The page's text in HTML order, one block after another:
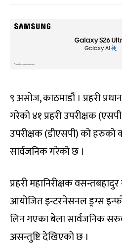
९ असोज, काठमाडौं । प्रहरी
गरेको ४१ प्रहरी उपरीक्षक
उपरीक्षक (डीएसपी) को
सार्वजनिक गरेको छ ।
प्रहरी महानिरीक्षक
आयोजित इन्टरनेसनल ड्रग्स
लिन गएका बेला सार्वजनिक
असन्तुष्टि देखिएको छ ।